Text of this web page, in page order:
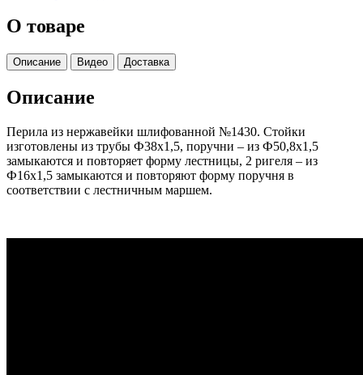
О товаре
Описание Видео Доставка
Описание
Перила из нержавейки шлифованной №1430. Стойки
изготовлены из трубы Ф38х1,5, поручни – из Ф50,8х1,5
замыкаются и повторяет форму лестницы, 2 ригеля – из
Ф16х1,5 замыкаются и повторяют форму поручня в
соответствии с лестничным маршем.